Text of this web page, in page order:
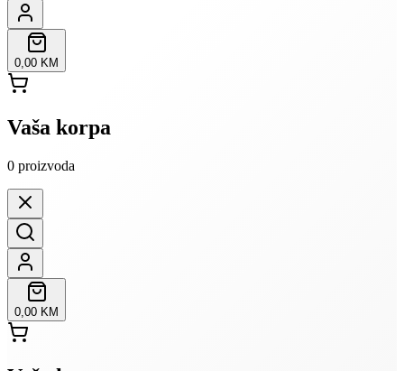
0,00 KM
Vaša korpa
0 proizvoda
0,00 KM